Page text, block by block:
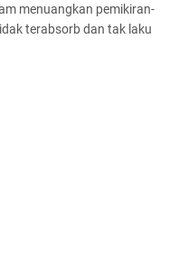
menuangkan pemikiran-
terabsorb dan tak laku